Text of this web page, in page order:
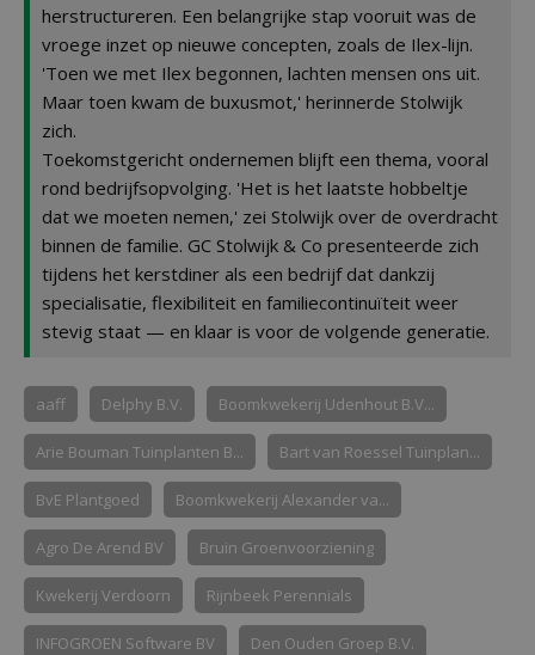
herstructureren. Een belangrijke stap vooruit was de
vroege inzet op nieuwe concepten, zoals de Ilex-lijn.
'Toen we met Ilex begonnen, lachten mensen ons uit.
Maar toen kwam de buxusmot,' herinnerde Stolwijk
zich.
Toekomstgericht ondernemen blijft een thema, vooral
rond bedrijfsopvolging. 'Het is het laatste hobbeltje
dat we moeten nemen,' zei Stolwijk over de overdracht
binnen de familie. GC Stolwijk & Co presenteerde zich
tijdens het kerstdiner als een bedrijf dat dankzij
specialisatie, flexibiliteit en familiecontinuïteit weer
stevig staat — en klaar is voor de volgende generatie.
aaff Delphy B.V. Boomkwekerij Udenhout B.V...
Arie Bouman Tuinplanten B... Bart van Roessel Tuinplan...
BvE Plantgoed Boomkwekerij Alexander va...
Agro De Arend BV Bruin Groenvoorziening
Kwekerij Verdoorn Rijnbeek Perennials
INFOGROEN Software BV Den Ouden Groep B.V.